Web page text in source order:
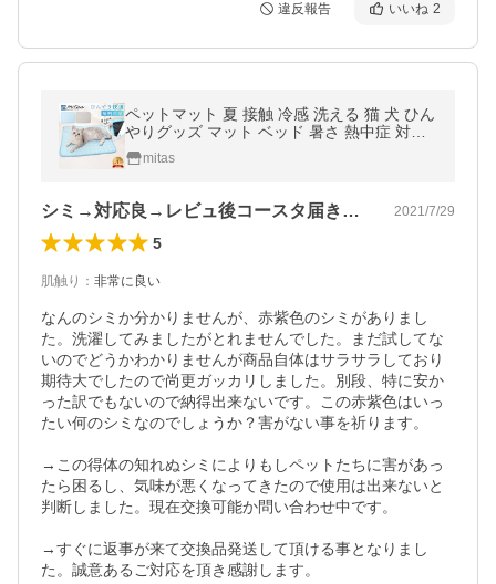
違反報告 いいね 2
ペットマット 夏 接触 冷感 洗える 猫 犬 ひん
やりグッズ マット ベッド 暑さ 熱中症 対策
クールマット 夏用 ポイント消化
mitas
シミ→対応良→レビュ後コースタ届きました 2021/7/29
5
肌触り ： 非常に良い
なんのシミか分かりませんが、赤紫色のシミがありまし
た。洗濯してみましたがとれませんでした。まだ試してな
いのでどうかわかりませんが商品自体はサラサラしており
期待大でしたので尚更ガッカリしました。別段、特に安か
った訳でもないので納得出来ないです。この赤紫色はいっ
たい何のシミなのでしょうか？害がない事を祈ります。
→この得体の知れぬシミによりもしペットたちに害があっ
たら困るし、気味が悪くなってきたので使用は出来ないと
判断しました。現在交換可能か問い合わせ中です。
→すぐに返事が来て交換品発送して頂ける事となりまし
た。誠意あるご対応を頂き感謝します。